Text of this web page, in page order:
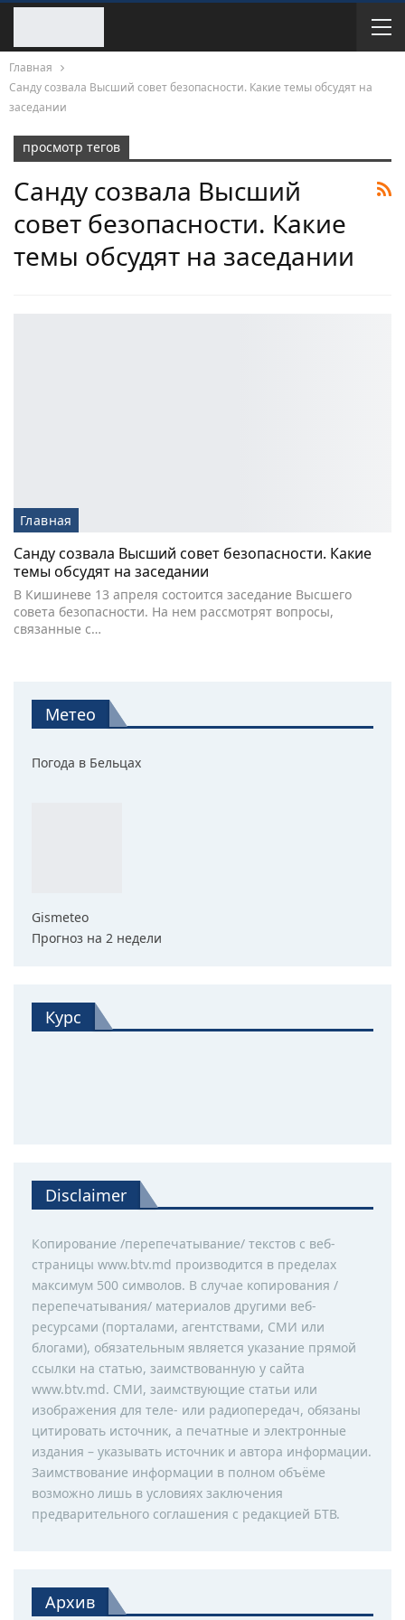
Главная
Санду созвала Высший совет безопасности. Какие темы обсудят на
заседании
просмотр тегов
Санду созвала Высший
совет безопасности. Какие
темы обсудят на заседании
Главная
Санду созвала Высший совет безопасности. Какие
темы обсудят на заседании
В Кишиневе 13 апреля состоится заседание Высшего
совета безопасности. На нем рассмотрят вопросы,
связанные с…
Метео
Погода в Бельцах
Gismeteo
Прогноз на 2 недели
Курс
Disclaimer
Копирование /перепечатывание/ текстов с веб-
страницы www.btv.md производится в пределах
максимум 500 символов. В случае копирования /
перепечатывания/ материалов другими веб-
ресурсами (порталами, агентствами, СМИ или
блогами), обязательным является указание прямой
ссылки на статью, заимствованную у сайта
www.btv.md. СМИ, заимствующие статьи или
изображения для теле- или радиопередач, обязаны
цитировать источник, а печатные и электронные
издания – указывать источник и автора информации.
Заимствование информации в полном объёме
возможно лишь в условиях заключения
предварительного соглашения с редакцией БТВ.
Архив